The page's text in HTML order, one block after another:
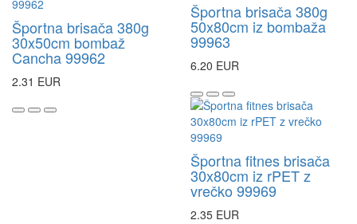
Športna brisača 380g
30x50cm bombaž
Cancha 99962
2.31 EUR
Športna brisača 380g
50x80cm iz bombaža
99963
6.20 EUR
Športna fitnes brisača
30x80cm iz rPET z
vrečko 99969
2.35 EUR